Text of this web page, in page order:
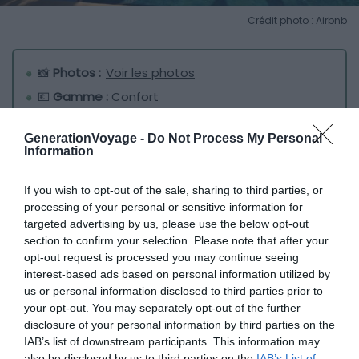
GenerationVoyage - Do Not Process My Personal
Information
If you wish to opt-out of the sale, sharing to third parties, or
processing of your personal or sensitive information for
targeted advertising by us, please use the below opt-out
section to confirm your selection. Please note that after your
opt-out request is processed you may continue seeing
interest-based ads based on personal information utilized by
us or personal information disclosed to third parties prior to
your opt-out. You may separately opt-out of the further
disclosure of your personal information by third parties on the
IAB’s list of downstream participants. This information may
Crédit photo : Airbnb
📸 Photos : Voir les photos
💶 Gamme : Confort
familiale
Avec songrand jardin avec piscine et court de tennis
cette hacienda à louer au Mexique est idéale pour allier
vacances et sport. Pour les sorties, elle est proche du
site archéologique de Xochicalcoet de la ville coloniale
de Taxco. Les grottes spectaculaires deCacahuamilpa
sont aussi à proximité ainsi que le lac deTequesquitengo
pour les sports nautiques.
L’architecture de la maison principale allie